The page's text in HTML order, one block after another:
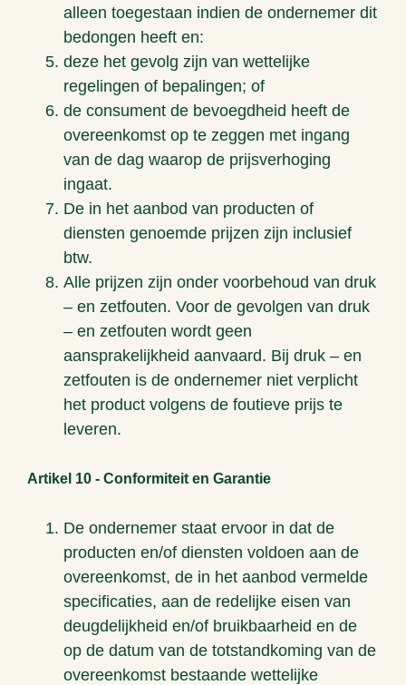
alleen toegestaan indien de ondernemer dit
bedongen heeft en:
deze het gevolg zijn van wettelijke
regelingen of bepalingen; of
de consument de bevoegdheid heeft de
overeenkomst op te zeggen met ingang
van de dag waarop de prijsverhoging
ingaat.
De in het aanbod van producten of
diensten genoemde prijzen zijn inclusief
btw.
Alle prijzen zijn onder voorbehoud van druk
– en zetfouten. Voor de gevolgen van druk
– en zetfouten wordt geen
aansprakelijkheid aanvaard. Bij druk – en
zetfouten is de ondernemer niet verplicht
het product volgens de foutieve prijs te
leveren.
Artikel 10 - Conformiteit en Garantie
De ondernemer staat ervoor in dat de
producten en/of diensten voldoen aan de
overeenkomst, de in het aanbod vermelde
specificaties, aan de redelijke eisen van
deugdelijkheid en/of bruikbaarheid en de
op de datum van de totstandkoming van de
overeenkomst bestaande wettelijke